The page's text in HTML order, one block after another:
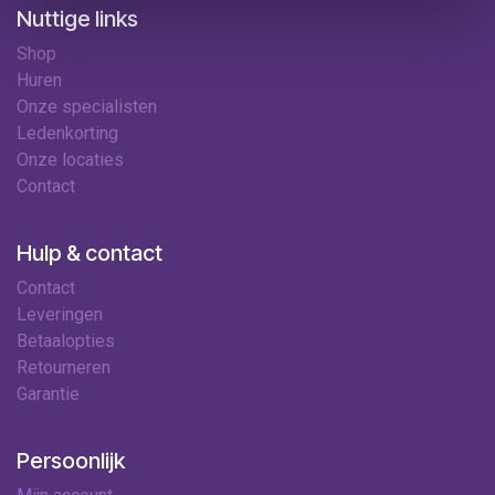
Nuttige links
Shop
Huren
Onze specialisten
Ledenkorting
Onze locaties
Contact
Hulp & contact
Contact
Leveringen
Betaalopties
Retourneren
Garantie
Persoonlijk